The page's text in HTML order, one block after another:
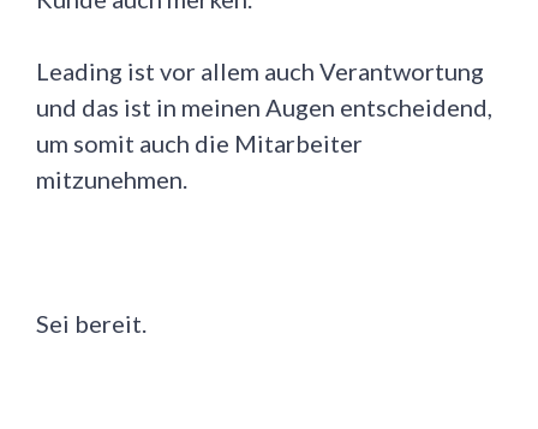
Leading ist vor allem auch Verantwortung
und das ist in meinen Augen entscheidend,
um somit auch die Mitarbeiter
mitzunehmen.
Sei bereit.